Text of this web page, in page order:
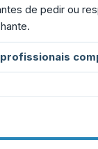
de pedir ou